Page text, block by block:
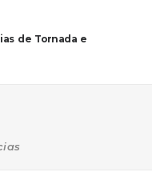
de Tornada e